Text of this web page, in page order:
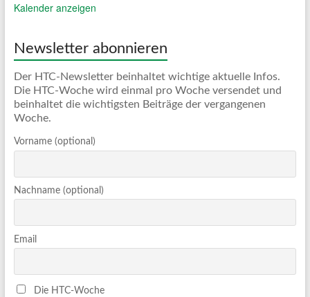
Kalender anzeigen
Newsletter abonnieren
Der HTC-Newsletter beinhaltet wichtige aktuelle Infos.
Die HTC-Woche wird einmal pro Woche versendet und
beinhaltet die wichtigsten Beiträge der vergangenen
Woche.
Vorname (optional)
Nachname (optional)
Email
Die HTC-Woche